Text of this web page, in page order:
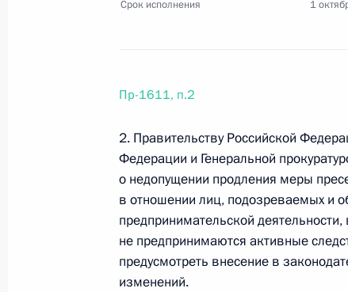
Перечень поручений по итогам
14 августа 2017 года,
Перечень поручений по итогам
Срок исполнения
1
Пр-1611, п.2
2. Правительству Российской
Федерации и Генеральной
о недопущении продления меры
в отношении лиц, подозреваемых и
предпринимательской
не предпринимаются активные
предусмотреть внесение в
изменений.